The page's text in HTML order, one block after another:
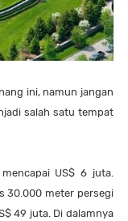
ini, namun jangan
salah satu tempat
US$ 6 juta.
30.000 meter persegi
49 juta. Di dalamnya